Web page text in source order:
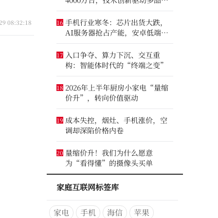
08:32:18
增长
16 手机行业寒冬：芯片出货大跌，
AI服务器抢占产能，安卓低端压
力最大
17 入口争夺、算力下沉、交互重
构：智能体时代的“终端之变”
18 2026年上半年厨房小家电“量缩
价升”，转向价值驱动
19 成本失控，烟灶、手机涨价，空
调却深陷价格内卷
20 量缩价升！我们为什么愿意
为“看得懂”的摄像头买单
家庭互联网标签库
家电 手机 海信
苹果